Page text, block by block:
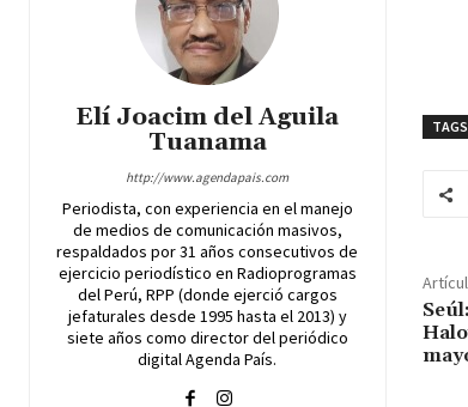
Elí Joacim del Aguila
Tuanama
http://www.agendapais.com
Periodista, con experiencia en el manejo
de medios de comunicación masivos,
respaldados por 31 años consecutivos de
ejercicio periodístico en Radioprogramas
del Perú, RPP (donde ejerció cargos
jefaturales desde 1995 hasta el 2013) y
siete años como director del periódico
digital Agenda País.
TAGS